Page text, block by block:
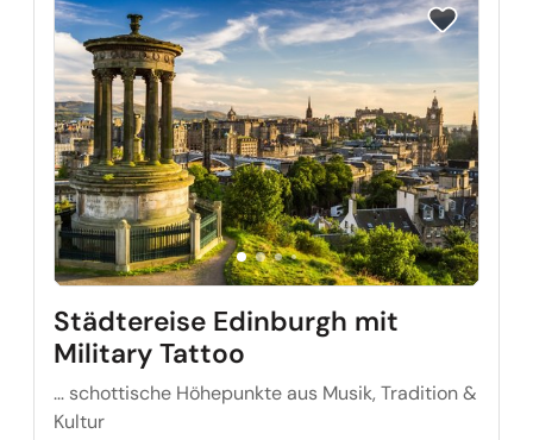
Reise auf
Städtereise Edinburgh mit
Military Tattoo
… schottische Höhepunkte aus Musik, Tradition &
Kultur